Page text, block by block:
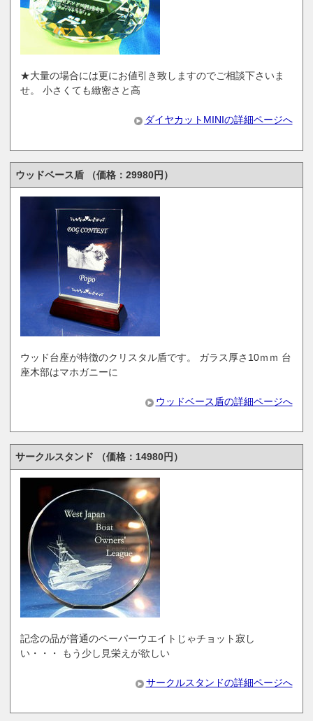
★大量の場合には更にお値引き致しますのでご相談下さいま
せ。 小さくても緻密さと高
ダイヤカットMINIの詳細ページへ
ウッドベース盾 （価格：29980円）
ウッド台座が特徴のクリスタル盾です。 ガラス厚さ10ｍｍ 台
座木部はマホガニーに
ウッドベース盾の詳細ページへ
サークルスタンド （価格：14980円）
記念の品が普通のペーパーウエイトじゃチョット寂し
い・・・ もう少し見栄えが欲しい
サークルスタンドの詳細ページへ